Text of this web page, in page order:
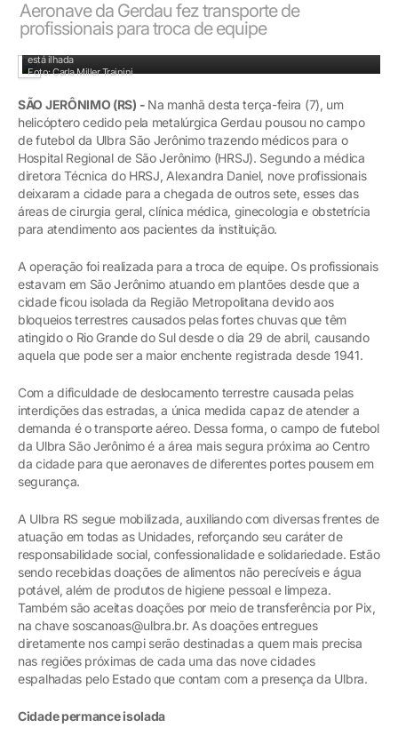
Aeronave da Gerdau fez transporte de
profissionais para troca de equipe
está ilhada
Foto: Carla Miller Trainini
SÃO JERÔNIMO (RS) - Na manhã desta terça-feira (7), um
helicóptero cedido pela metalúrgica Gerdau pousou no campo
de futebol da Ulbra São Jerônimo trazendo médicos para o
Hospital Regional de São Jerônimo (HRSJ). Segundo a médica
diretora Técnica do HRSJ, Alexandra Daniel, nove profissionais
deixaram a cidade para a chegada de outros sete, esses das
áreas de cirurgia geral, clínica médica, ginecologia e obstetrícia
para atendimento aos pacientes da instituição.
A operação foi realizada para a troca de equipe. Os profissionais
estavam em São Jerônimo atuando em plantões desde que a
cidade ficou isolada da Região Metropolitana devido aos
bloqueios terrestres causados pelas fortes chuvas que têm
atingido o Rio Grande do Sul desde o dia 29 de abril, causando
aquela que pode ser a maior enchente registrada desde 1941.
Com a dificuldade de deslocamento terrestre causada pelas
interdições das estradas, a única medida capaz de atender a
demanda é o transporte aéreo. Dessa forma, o campo de futebol
da Ulbra São Jerônimo é a área mais segura próxima ao Centro
da cidade para que aeronaves de diferentes portes pousem em
segurança.
A Ulbra RS segue mobilizada, auxiliando com diversas frentes de
atuação em todas as Unidades, reforçando seu caráter de
responsabilidade social, confessionalidade e solidariedade. Estão
sendo recebidas doações de alimentos não perecíveis e água
potável, além de produtos de higiene pessoal e limpeza.
Também são aceitas doações por meio de transferência por Pix,
na chave soscanoas@ulbra.br. As doações entregues
diretamente nos campi serão destinadas a quem mais precisa
nas regiões próximas de cada uma das nove cidades
espalhadas pelo Estado que contam com a presença da Ulbra.
Cidade permance isolada